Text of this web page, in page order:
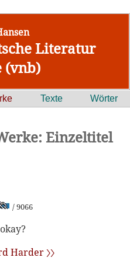
Literatur
(vnb)
Texte Wörter
Einzeltitel
/ 9066
Harder 〉〉